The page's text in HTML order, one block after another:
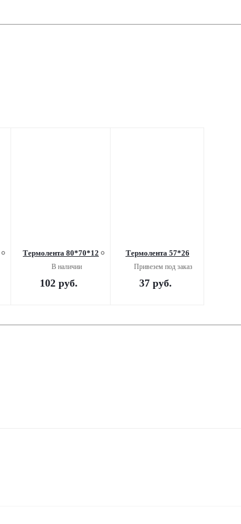
Термолента 80*70*12
В наличии
102 руб.
Термолента 57*26
Привезем под заказ
37руб.